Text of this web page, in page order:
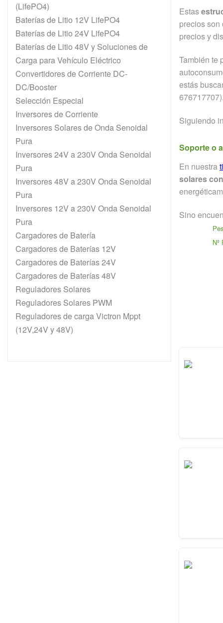
Estas
precios son
precios y
También te
estás
676717707).
Siguiendo
Soporte o
En nuestra
solares
Sino
Nº
(LifePO4)
Baterías de Litio 12V LifePO4
Baterías de Litio 24V LifePO4
Baterías de Litio 48V y Soluciones de
Carga para Vehículo Eléctrico
Convertidores de Corriente DC-
DC/Booster
Selección Especial
Inversores de Corriente
Inversores Solares de Onda Senoidal
Pura
Inversores 24V a 230V Onda Senoidal
Pura
Inversores 48V a 230V Onda Senoidal
Pura
Inversores 12V a 230V Onda Senoidal
Pura
Cargadores de Batería
Cargadores de Baterías 12V
Cargadores de Baterías 24V
Cargadores de Baterías 48V
Reguladores Solares
Reguladores Solares PWM
Reguladores de carga Victron Mppt
(12V,24V y 48V)